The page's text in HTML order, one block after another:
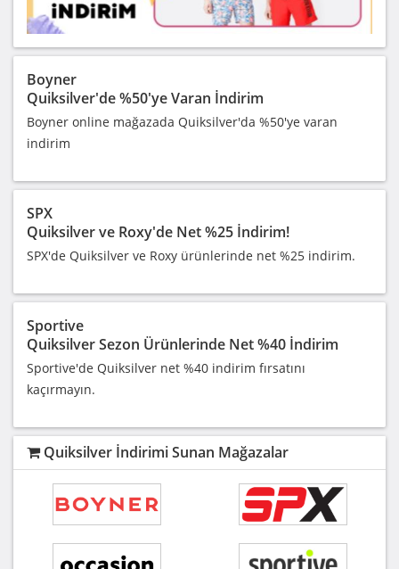
Boyner
Quiksilver'de %50'ye Varan İndirim
Boyner online mağazada Quiksilver'da %50'ye varan
indirim
SPX
Quiksilver ve Roxy'de Net %25 İndirim!
SPX'de Quiksilver ve Roxy ürünlerinde net %25 indirim.
Sportive
Quiksilver Sezon Ürünlerinde Net %40 İndirim
Sportive'de Quiksilver net %40 indirim fırsatını
kaçırmayın.
Quiksilver İndirimi Sunan Mağazalar